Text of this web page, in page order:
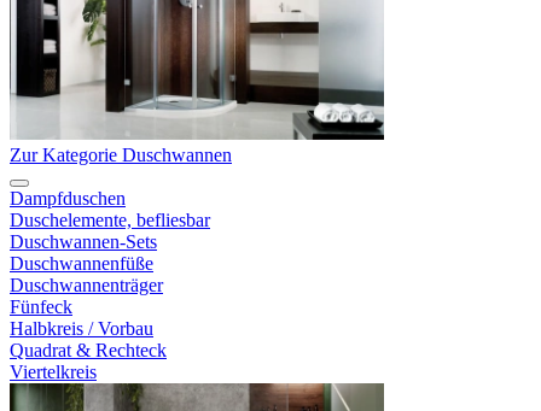
Zur Kategorie Duschwannen
Dampfduschen
Duschelemente, befliesbar
Duschwannen-Sets
Duschwannenfüße
Duschwannenträger
Fünfeck
Halbkreis / Vorbau
Quadrat & Rechteck
Viertelkreis